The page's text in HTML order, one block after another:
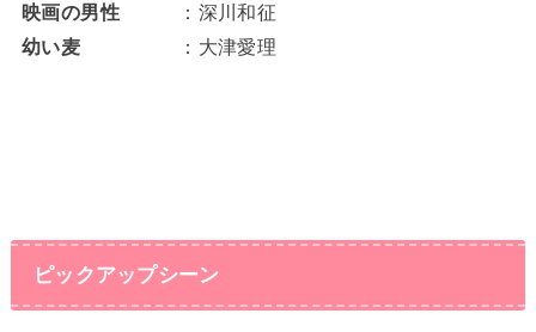
映画の男性
：深川和征
幼い麦
：大津愛理
ピックアップシーン